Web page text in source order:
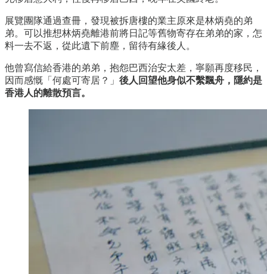
展覽團隊通過查冊，發現被拆唐樓的業主原來是林炳堯的弟
弟。可以推想林炳堯離港前將日記等舊物寄存在弟弟的家，怎
料一去不返，從此遺下前塵，留待有緣後人。
他曾寫信給香港的弟弟，抱怨巴西治安太差，寧願再度移民，
因而感慨「何處可寄居？」 後人回望他身似不繫飄舟，隱約是
香港人的離散預言。